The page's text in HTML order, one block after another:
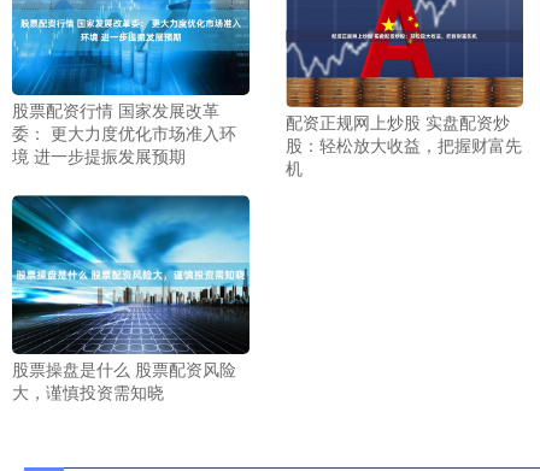
股票配资行情 国家发展改革
委： 更大力度优化市场准入环
境 进一步提振发展预期
配资正规网上炒股 实盘配资炒
股：轻松放大收益，把握财富先
机
股票操盘是什么 股票配资风险
大，谨慎投资需知晓